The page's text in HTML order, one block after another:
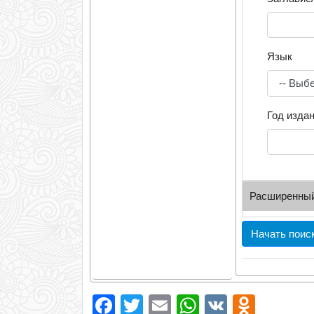
Язык
Год
УДК/ББК
ISBN/ISSN
Facebook
Twitter
EmailWhatsApp
VK